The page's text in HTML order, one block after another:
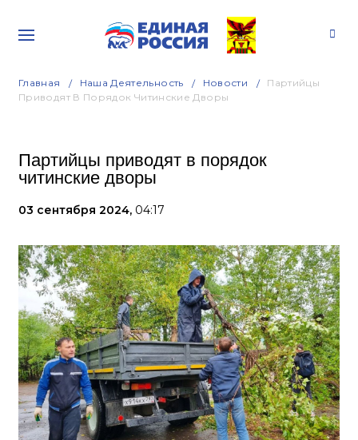
Главная Наша Деятельность Новости
Партийцы
Приводят В Порядок Читинские Дворы
Партийцы приводят в порядок
читинские дворы
03 сентября 2024, 04:17